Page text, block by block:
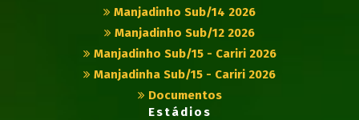
Manjadinho Sub/14 2026
Manjadinho Sub/12 2026
Manjadinho Sub/15 - Cariri 2026
Manjadinha Sub/15 - Cariri 2026
Documentos
Estádios